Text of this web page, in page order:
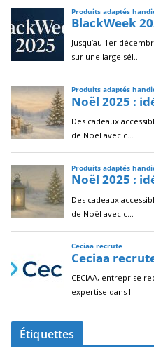
Étiquettes